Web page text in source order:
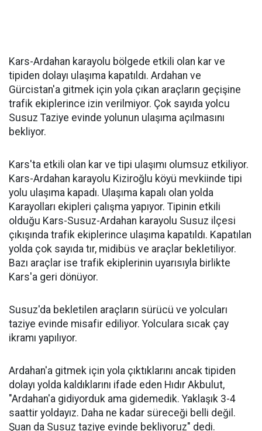
Kars-Ardahan karayolu bölgede etkili olan kar ve
tipiden dolayı ulaşıma kapatıldı. Ardahan ve
Gürcistan'a gitmek için yola çıkan araçların geçişine
trafik ekiplerince izin verilmiyor. Çok sayıda yolcu
Susuz Taziye evinde yolunun ulaşıma açılmasını
bekliyor.
Kars'ta etkili olan kar ve tipi ulaşımı olumsuz etkiliyor.
Kars-Ardahan karayolu Kiziroğlu köyü mevkiinde tipi
yolu ulaşıma kapadı. Ulaşıma kapalı olan yolda
Karayolları ekipleri çalışma yapıyor. Tipinin etkili
olduğu Kars-Susuz-Ardahan karayolu Susuz ilçesi
çıkışında trafik ekiplerince ulaşıma kapatıldı. Kapatılan
yolda çok sayıda tır, midibüs ve araçlar bekletiliyor.
Bazı araçlar ise trafik ekiplerinin uyarısıyla birlikte
Kars'a geri dönüyor.
Susuz'da bekletilen araçların sürücü ve yolcuları
taziye evinde misafir ediliyor. Yolculara sıcak çay
ikramı yapılıyor.
Ardahan'a gitmek için yola çıktıklarını ancak tipiden
dolayı yolda kaldıklarını ifade eden Hıdır Akbulut,
"Ardahan'a gidiyorduk ama gidemedik. Yaklaşık 3-4
saattir yoldayız. Daha ne kadar süreceği belli değil.
Şuan da Susuz taziye evinde bekliyoruz" dedi.